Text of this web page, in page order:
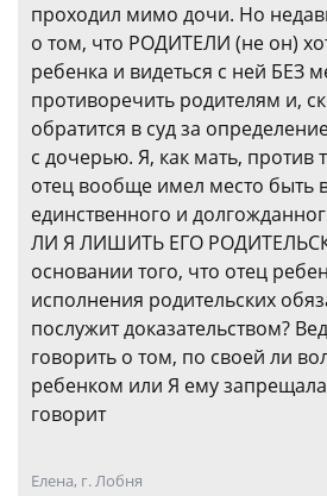
проходил мимо дочи. Но
о том, что РОДИТЕЛИ (не он)
ребенка и видеться с ней БЕЗ
противоречить родителям и,
обратится в суд за
с дочерью. Я, как мать, против
отец вообще имел место быть
единственного и
ЛИ Я ЛИШИТЬ ЕГО
основании того, что отец
исполнения родительских
послужит доказательством?
говорить о том, по своей ли
ребенком или Я ему
говорит
Елена, г. Лобня